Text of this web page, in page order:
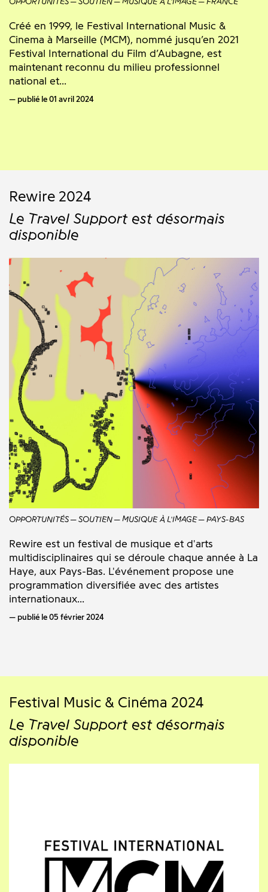
Créé en 1999, le Festival International Music &
Cinema à Marseille (MCM), nommé jusqu’en 2021
Festival International du Film d’Aubagne, est
maintenant reconnu du milieu professionnel
national et...
publié le 01 avril 2024
Rewire 2024
Le Travel Support est désormais
disponible
OPPORTUNITÉS SOUTIEN MUSIQUE À L'IMAGE PAYS-BAS
Rewire est un festival de musique et d'arts
multidisciplinaires qui se déroule chaque année à La
Haye, aux Pays-Bas. L'événement propose une
programmation diversifiée avec des artistes
internationaux...
publié le 05 février 2024
Festival Music & Cinéma 2024
Le Travel Support est désormais
disponible